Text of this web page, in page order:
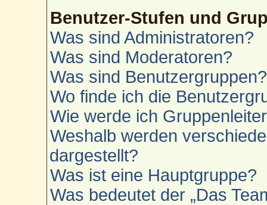
Benutzer-Stufen und
Was sind Administratoren?
Was sind Moderatoren?
Was sind Benutzergruppen?
Wo finde ich die
Wie werde ich
Weshalb werden
dargestellt?
Was ist eine Hauptgruppe?
Was bedeutet der „Das